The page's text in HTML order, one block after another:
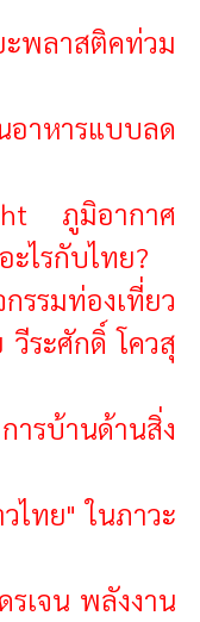
พลาสติคท่วม
าหารแบบลด
ภูมิอากาศ
ะไรกับไทย?
รรมท่องเที่ยว
ระศักดิ์ โควสุ
รบ้านด้านสิ่ง
ไทย" ในภาวะ
รเจน พลังงาน